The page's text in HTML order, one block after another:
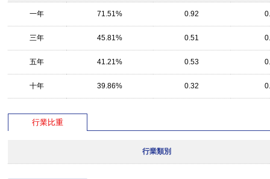
一年 71.51% 0.92
三年 45.81% 0.51
五年 41.21% 0.53
十年 39.86% 0.32
行業比重
行業類別